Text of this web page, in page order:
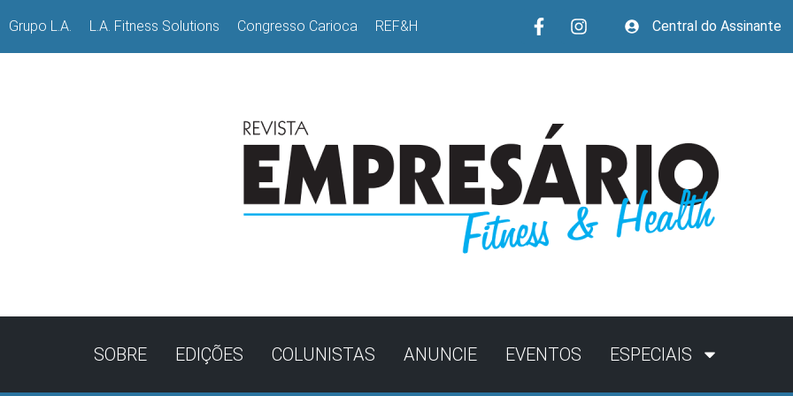
Grupo L.A. L.A. Fitness Solutions Congresso Carioca REF&H Central do Assinante
SOBRE EDIÇÕES COLUNISTAS ANUNCIE EVENTOS ESPECIAIS